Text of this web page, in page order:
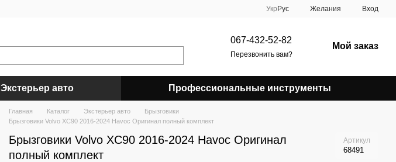
Укр Рус Желания Вход
067-432-52-82
Перезвонить вам?
Мой заказ
Экстерьер авто Профессиональные инструменты
Главная Каталог Экстерьер авто
Брызговики
Брызговики Volvo XC90 2016-2024 Havoc Оригинал полный комплект
Брызговики Volvo XC90 2016-2024 Havoc Оригинал
полный комплект
Артикул
68491